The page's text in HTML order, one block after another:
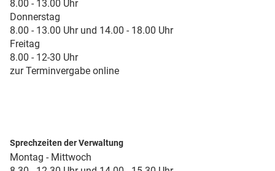
8.00 - 13.00 Uhr
Donnerstag
8.00 - 13.00 Uhr und 14.00 - 18.00 Uhr
Freitag
8.00 - 12-30 Uhr
zur Terminvergabe online
Sprechzeiten der Verwaltung
Montag - Mittwoch